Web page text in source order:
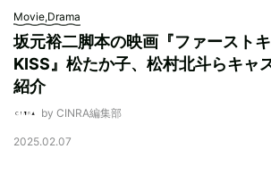
Movie,Drama
坂元裕二脚本の映画『ファースト
KISS』松たか子、松村北斗らキャ
紹介
by CINRA編集部
2025.02.07